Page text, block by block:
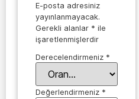
E-posta adresiniz
yayınlanmayacak.
Gerekli alanlar * ile
işaretlenmişlerdir
Derecelendirmeniz *
Değerlendirmeniz *